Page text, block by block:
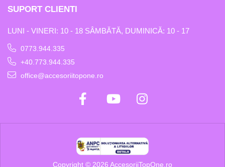
SUPORT CLIENTI
LUNI - VINERI: 10 - 18 SÂMBĂTĂ, DUMINICĂ: 10 - 17
0773.944.335
+40.773.944.335
office@accesoriitopone.ro
Copyright © 2026 AccesoriiTopOne.ro